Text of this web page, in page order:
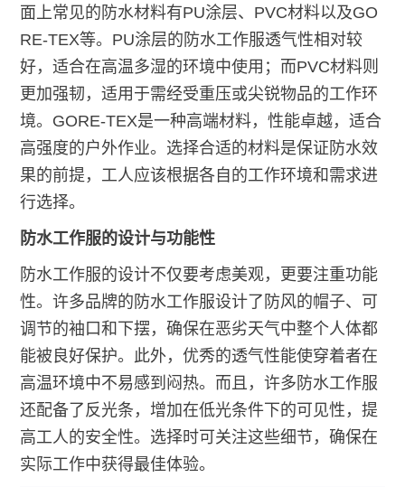
面上常见的防水材料有PU涂层、PVC材料以及GO
RE-TEX等。PU涂层的防水工作服透气性相对较
好，适合在高温多湿的环境中使用；而PVC材料则
更加强韧，适用于需经受重压或尖锐物品的工作环
境。GORE-TEX是一种高端材料，性能卓越，适合
高强度的户外作业。选择合适的材料是保证防水效
果的前提，工人应该根据各自的工作环境和需求进
行选择。
防水工作服的设计与功能性
防水工作服的设计不仅要考虑美观，更要注重功能
性。许多品牌的防水工作服设计了防风的帽子、可
调节的袖口和下摆，确保在恶劣天气中整个人体都
能被良好保护。此外，优秀的透气性能使穿着者在
高温环境中不易感到闷热。而且，许多防水工作服
还配备了反光条，增加在低光条件下的可见性，提
高工人的安全性。选择时可关注这些细节，确保在
实际工作中获得最佳体验。